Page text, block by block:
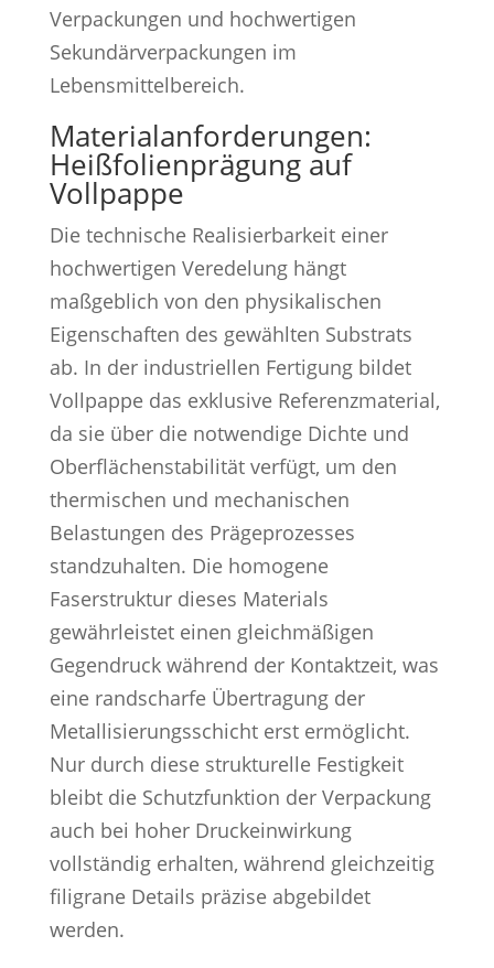
Verpackungen und hochwertigen
Sekundärverpackungen im
Lebensmittelbereich.
Materialanforderungen:
Heißfolienprägung auf
Vollpappe
Die technische Realisierbarkeit einer
hochwertigen Veredelung hängt
maßgeblich von den physikalischen
Eigenschaften des gewählten Substrats
ab. In der industriellen Fertigung bildet
Vollpappe das exklusive Referenzmaterial,
da sie über die notwendige Dichte und
Oberflächenstabilität verfügt, um den
thermischen und mechanischen
Belastungen des Prägeprozesses
standzuhalten. Die homogene
Faserstruktur dieses Materials
gewährleistet einen gleichmäßigen
Gegendruck während der Kontaktzeit, was
eine randscharfe Übertragung der
Metallisierungsschicht erst ermöglicht.
Nur durch diese strukturelle Festigkeit
bleibt die Schutzfunktion der Verpackung
auch bei hoher Druckeinwirkung
vollständig erhalten, während gleichzeitig
filigrane Details präzise abgebildet
werden.